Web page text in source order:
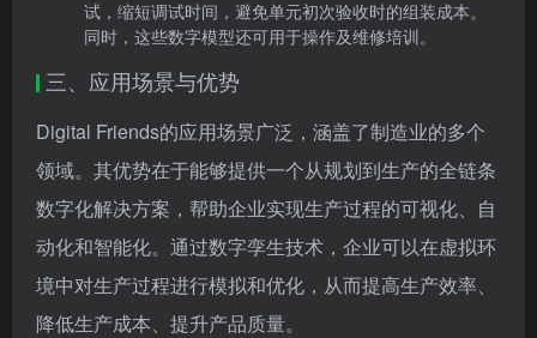
试，缩短调试时间，避免单元初次验收时的组装成本。
同时，这些数字模型还可用于操作及维修培训。
三、应用场景与优势
Digital Friends的应用场景广泛，涵盖了制造业的多个
领域。其优势在于能够提供一个从规划到生产的全链条
数字化解决方案，帮助企业实现生产过程的可视化、自
动化和智能化。通过数字孪生技术，企业可以在虚拟环
境中对生产过程进行模拟和优化，从而提高生产效率、
降低生产成本、提升产品质量。